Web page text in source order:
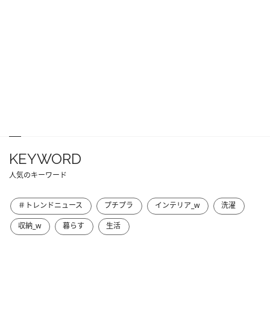
KEYWORD
人気のキーワード
＃トレンドニュース プチプラ インテリア_w
洗濯
収納_w
暮らす 生活